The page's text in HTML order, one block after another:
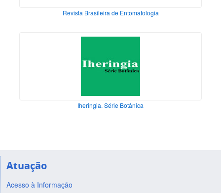
Revista Brasileira de Entomatologia
Iheringia. Série Botânica
Atuação
Acesso à Informação